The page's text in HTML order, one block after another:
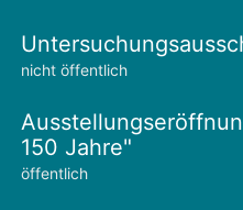
nicht öffentlich
150 Jahre"
öffentlich